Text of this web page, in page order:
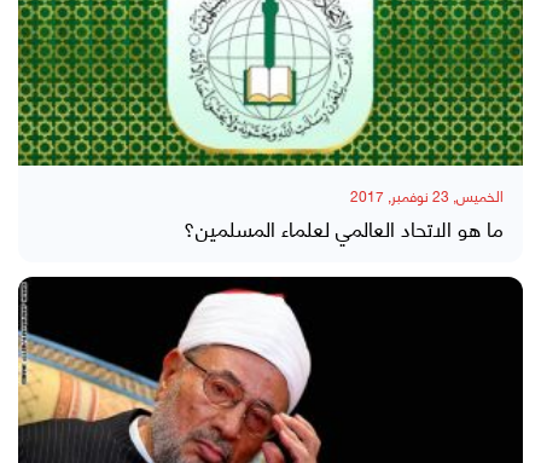
الخميس, 23 نوفمبر, 2017
ما هو الاتحاد العالمي لعلماء المسلمين؟